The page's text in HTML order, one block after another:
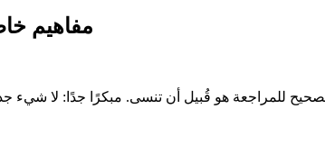
3 مفاهيم
للمراجعة هو قُبيل أن تنسى. مبكرًا جدًا: لا شيء